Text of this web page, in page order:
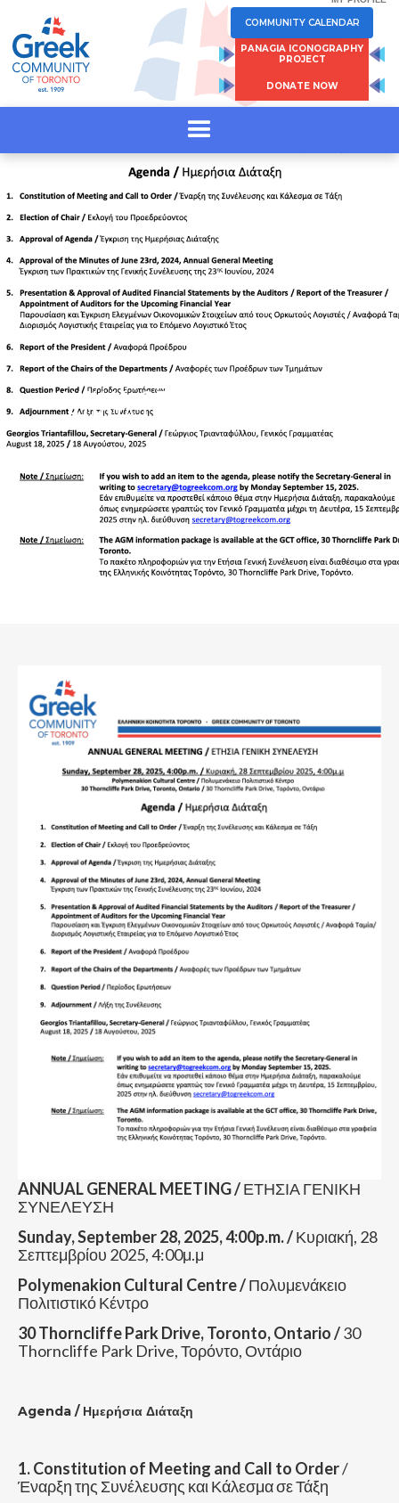
COMMUNITY CALENDAR
PANAGIA ICONOGRAPHY
PROJECT
DONATE NOW
ANNUAL GENERAL MEETING /
ΕΤΗΣΙΑ ΓΕΝΙΚΗ ΣΥΝΕΛΕΥΣΗ
ANNUAL GENERAL MEETING /ΕΤΗΣΙΑ ΓΕΝΙΚΗ
ΣΥΝΕΛΕΥΣΗ
Sunday, September 28, 2025, 4:00p.m. /Κυριακή, 28
Σεπτεμβρίου 2025, 4:00μ.μ
Polymenakion Cultural Centre /Πολυμενάκειο
Πολιτιστικό Κέντρο
30 Thorncliffe Park Drive, Toronto, Ontario /30
Thorncliffe Park Drive, Τορόντο, Οντάριο
Agenda / Ημερήσια Διάταξη
1. Constitution of Meeting and Call to Order/
Έναρξη της Συνέλευσης και Κάλεσμα σε Τάξη